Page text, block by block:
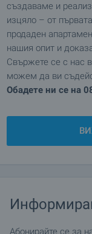
създаваме и
изцяло – от
продаден
нашия опит и
Свържете се с нас
можем да ви
Обадете ни се на
Абонирайте се за